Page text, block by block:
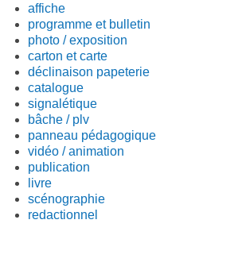
affiche
programme et bulletin
photo / exposition
carton et carte
déclinaison papeterie
catalogue
signalétique
bâche / plv
panneau pédagogique
vidéo / animation
publication
livre
scénographie
redactionnel